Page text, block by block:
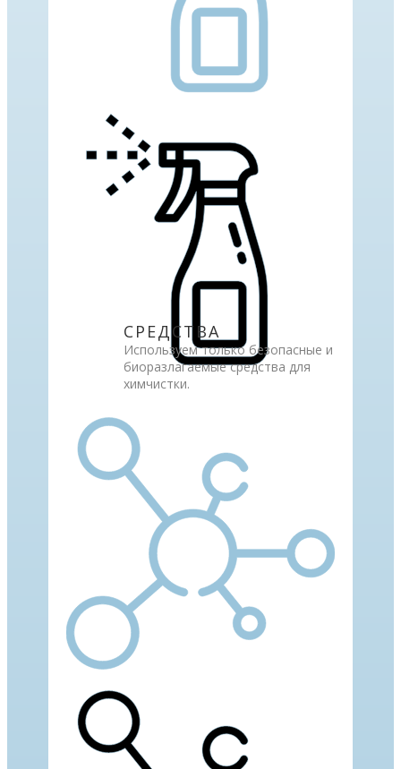
СРЕДСТВА
Используем только безопасные и
биоразлагаемые средства для
химчистки.